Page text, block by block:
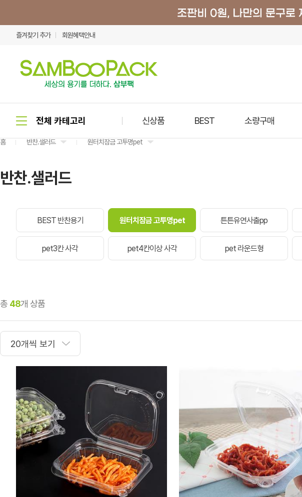
즐겨찾기 추가 회원혜택안내
신상품 BEST 소량구매
홈 반찬.샐러드 원터치잠금 고투명pet
반찬.샐러드
BEST 반찬용기 원터치잠금 고투명pet 튼튼유연사출pp
pet3칸 사각 pet4칸이상 사각 pet 라운드형
총 48개 상품